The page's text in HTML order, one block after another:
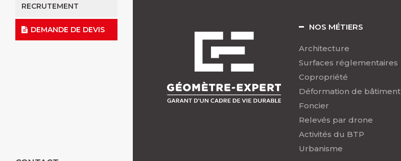
RECRUTEMENT
DEMANDE DE DEVIS NOS MÉTIERS
Architecture
Surfaces réglementaires
Copropriété
Déformation de bâtiment
Foncier
Relevés par drone
Activités du BTP
Urbanisme